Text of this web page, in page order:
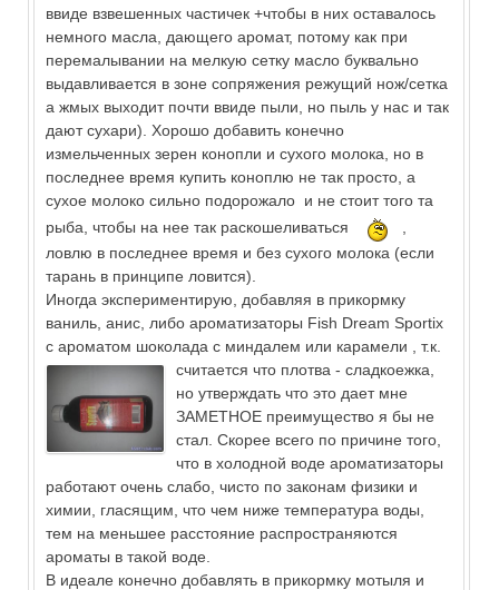
ввиде взвешенных частичек +чтобы в них оставалось
немного масла, дающего аромат, потому как при
перемалывании на мелкую сетку масло буквально
выдавливается в зоне сопряжения режущий нож/сетка
а жмых выходит почти ввиде пыли, но пыль у нас и так
дают сухари). Хорошо добавить конечно
измельченных зерен конопли и сухого молока, но в
последнее время купить коноплю не так просто, а
сухое молоко сильно подорожало и не стоит того та
рыба, чтобы на нее так раскошеливаться
ловлю в последнее время и без сухого молока (если
тарань в принципе ловится).
Иногда экспериментирую, добавляя в прикормку
ваниль, анис, либо ароматизаторы Fish Dream Sportix
c ароматом шоколада с миндалем или карамели
, т.к.
считается что плотва - сладкоежка,
но утверждать что это дает мне
ЗАМЕТНОЕ преимущество я бы не
стал. Скорее всего по причине того,
что в холодной воде ароматизаторы
работают очень слабо, чисто по законам физики и
химии, гласящим, что чем ниже температура воды,
тем на меньшее расстояние распространяются
ароматы в такой воде.
В идеале конечно добавлять в прикормку мотыля и